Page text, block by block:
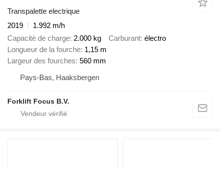
Transpalette electrique
2019
1.992 m/h
Capacité de charge 2.000 kg Carburant électro
Longueur de la fourche 1,15 m
Largeur des fourches 560 mm
Pays-Bas, Haaksbergen
Forklift Focus B.V.